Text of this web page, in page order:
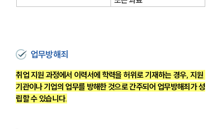
업무방해죄
취업 지원 과정에서 이력서에 학력을 허위로 기재하는 경우, 지원
기관이나 기업의 업무를 방해한 것으로 간주되어 업무방해죄가 성
립할 수 있습니다.